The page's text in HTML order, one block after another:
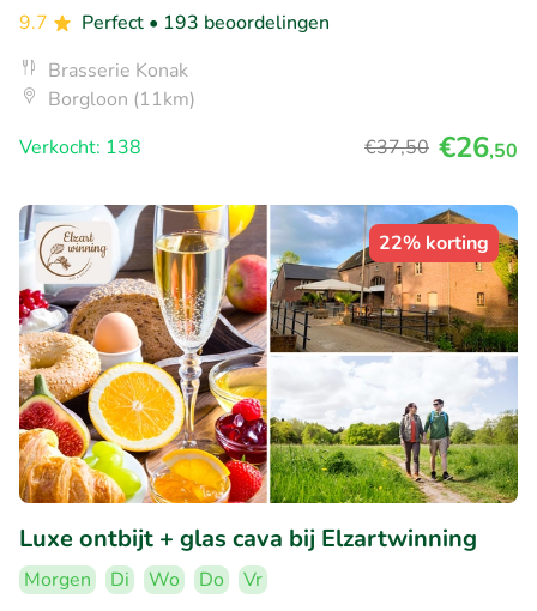
9.7
Perfect • 193 beoordelingen
Brasserie Konak
Borgloon (11km)
Verkocht: 138
€37,50 €26,50
22% korting
Luxe ontbijt + glas cava bij Elzartwinning
Morgen Di Wo Do
Vr